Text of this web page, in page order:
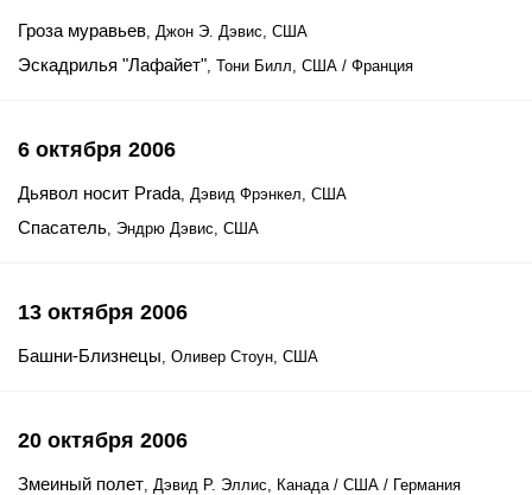
Гроза муравьев, Джон Э. Дэвис, США
Эскадрилья "Лафайет", Тони Билл, США / Франция
6 октября 2006
Дьявол носит Prada, Дэвид Фрэнкел, США
Спасатель, Эндрю Дэвис, США
13 октября 2006
Башни-Близнецы, Оливер Стоун, США
20 октября 2006
Змеиный полет, Дэвид Р. Эллис, Канада / США / Германия